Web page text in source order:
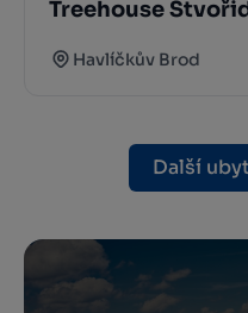
Treehouse
Havlíčkův Brod
Další